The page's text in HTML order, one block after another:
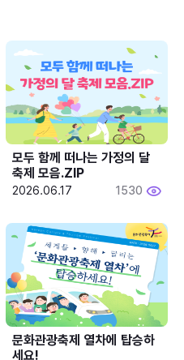
모두 함께 떠나는 가정의 달
축제 모음.ZIP
2026.06.17 1530
문화관광축제 열차에 탑승하
세요!